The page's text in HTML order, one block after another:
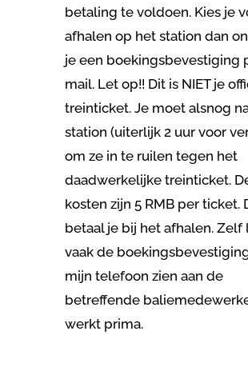
betaling te voldoen. Kies je
afhalen op het station dan
je een boekingsbevestiging
mail. Let op!! Dit is NIET je
treinticket. Je moet alsnog
station (uiterlijk 2 uur voor
om ze in te ruilen tegen het
daadwerkelijke treinticket.
kosten zijn 5 RMB per ticket.
betaal je bij het afhalen. Zelf
vaak de
mijn telefoon zien aan de
betreffende
werkt prima.